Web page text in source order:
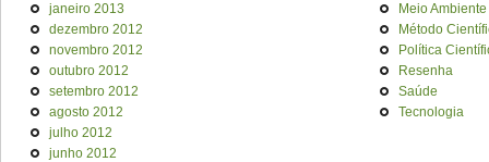
janeiro 2013
dezembro 2012
novembro 2012
outubro 2012
setembro 2012
agosto 2012
julho 2012
junho 2012
Meio Ambiente
Método
Política
Resenha
Saúde
Tecnologia